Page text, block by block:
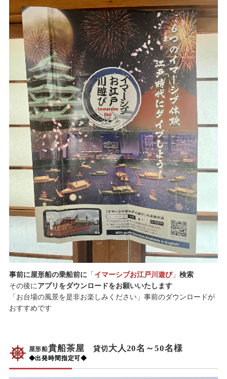
事前に屋形船の乗船前に 「イマーシブお江戸川遊び」 検索
その後にアプリをダウンロードをお願いいたします
「お台場の風景を是非お楽しみください」事前のダウンロードが
おすすめです
屋形船貴船茶屋貸切 大人20名～50名様
◆出発時間指定可◆